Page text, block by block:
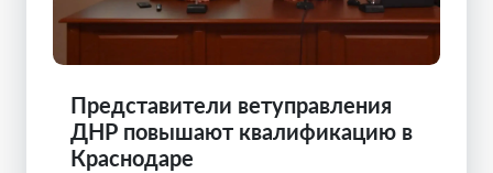
Представители ветуправления
ДНР повышают квалификацию в
Краснодаре